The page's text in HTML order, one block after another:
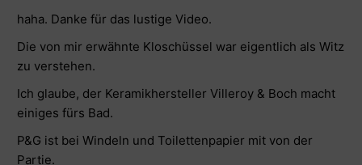
haha. Danke für das lustige Video.
Die von mir erwähnte Kloschüssel war eigentlich als Witz
zu verstehen.
Ich glaube, der Keramikhersteller Villeroy & Boch macht
einiges fürs Bad.
P&G ist bei Windeln und Toilettenpapier mit von der
Partie.